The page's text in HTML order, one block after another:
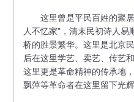
这里曾是平民百姓的聚居
人不忆家”，清末民初诗人
桥的胜景繁华。这里是北京
后在这里学艺、卖艺、传艺
这里更是革命精神的传承地
飘萍等革命者在这里留下光辉